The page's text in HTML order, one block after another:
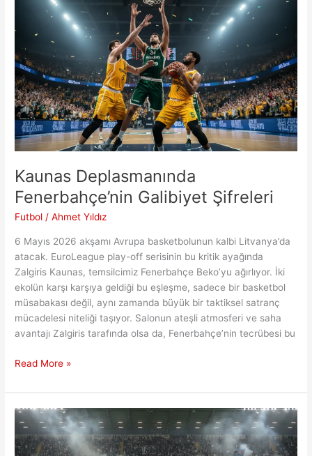
Yönetiminde
Tarihi
Rol
Üstlenecek
Kaunas Deplasmanında
Fenerbahçe’nin Galibiyet Şifreleri
Futbol /Ahmet Yıldız
6 Mayıs 2026 akşamı Avrupa basketbolunun kalbi Litvanya’da
atacak. EuroLeague play-off serisinin bu kritik ayağında
Zalgiris Kaunas, temsilcimiz Fenerbahçe Beko’yu ağırlıyor. İki
ekolün karşı karşıya geldiği bu eşleşme, sadece bir basketbol
müsabakası değil, aynı zamanda büyük bir taktiksel satranç
mücadelesi niteliği taşıyor. Salonun ateşli atmosferi ve saha
avantajı Zalgiris tarafında olsa da, Fenerbahçe’nin tecrübesi bu
Kaunas
Fenerbahçe’nin
Galibiyet
Şifreleri
Read More »